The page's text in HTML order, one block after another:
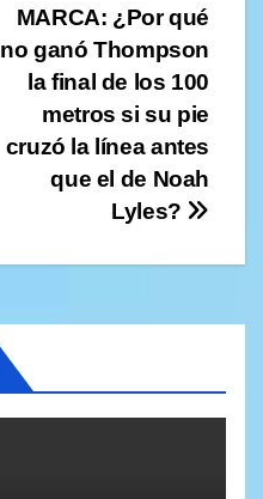
MARCA: ¿Por qué
no ganó Thompson
la final de los 100
metros si su pie
cruzó la línea antes
que el de Noah
Lyles?